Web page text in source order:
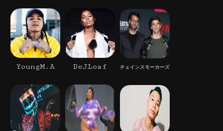
YoungM.A DeJLoaf チェインスモーカーズ